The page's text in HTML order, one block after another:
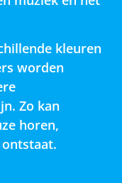
kleuren
worden
Zo kan
horen,